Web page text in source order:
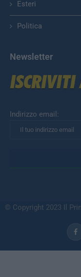
Esteri
Politica
Newsletter
Indirizzo email:
© Copyright 2023 Il